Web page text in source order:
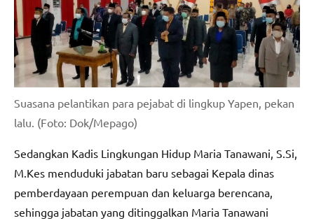
Suasana pelantikan para pejabat di lingkup Yapen, pekan
lalu. (Foto: Dok/Mepago)
Sedangkan Kadis Lingkungan Hidup Maria Tanawani, S.Si,
M.Kes menduduki jabatan baru sebagai Kepala dinas
pemberdayaan perempuan dan keluarga berencana,
sehingga jabatan yang ditinggalkan Maria Tanawani